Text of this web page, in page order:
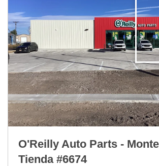
O'Reilly Auto Parts -
Tienda #6674